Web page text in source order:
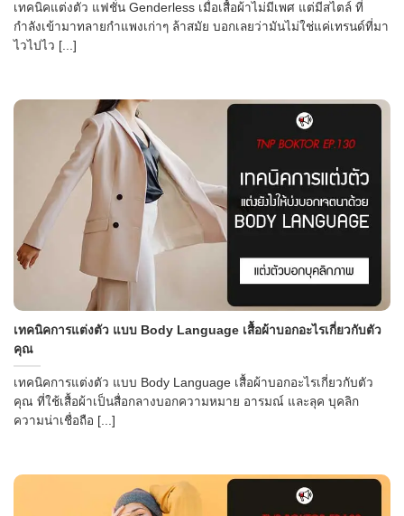
เทคนิคแต่งตัว แฟชั่น Genderless เมื่อเสื้อผ้าไม่มีเพศ แต่มีสไตล์ ที่
กำลังเข้ามาทลายกำแพงเก่าๆ ล้าสมัย บอกเลยว่ามันไม่ใช่แค่เทรนด์ที่มา
ไวไปไว [...]
เทคนิคการแต่งตัว แบบ Body Language เสื้อผ้าบอกอะไรเกี่ยวกับตัว
คุณ
เทคนิคการแต่งตัว แบบ Body Language เสื้อผ้าบอกอะไรเกี่ยวกับตัว
คุณ ที่ใช้เสื้อผ้าเป็นสื่อกลางบอกความหมาย อารมณ์ และลุค บุคลิก
ความน่าเชื่อถือ [...]